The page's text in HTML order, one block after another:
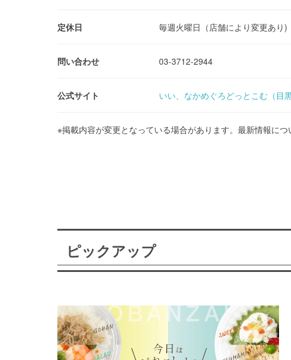
定休日 毎週火曜日（店舗により変更あり)
問い合わせ 03-3712-2944
公式サイト いい、なかめぐろどっとこむ（目
※掲載内容が変更となっている場合があります。最新情報に
ピックアップ